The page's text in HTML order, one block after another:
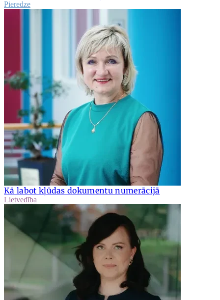
Pieredze
Kā labot kļūdas dokumentu numerācijā
Lietvedība